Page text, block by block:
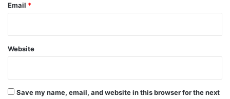
Email *
Website
Save my name, email, and website in this browser for the next